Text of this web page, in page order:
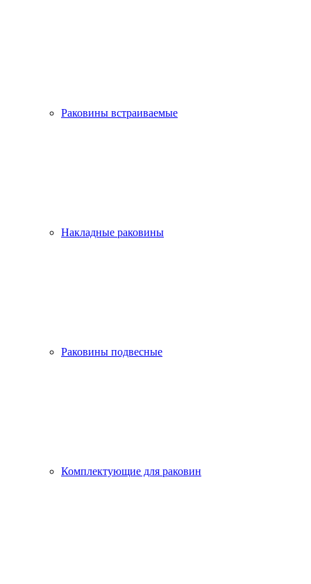
Раковины встраиваемые
Накладные раковины
Раковины подвесные
Комплектующие для раковин